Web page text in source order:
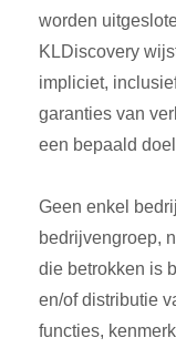
worden
KLDiscovery
impliciet,
garanties van
een bepaald
Geen enkel
bedrijvengroep,
die betrokken is
en/of distributie
functies,